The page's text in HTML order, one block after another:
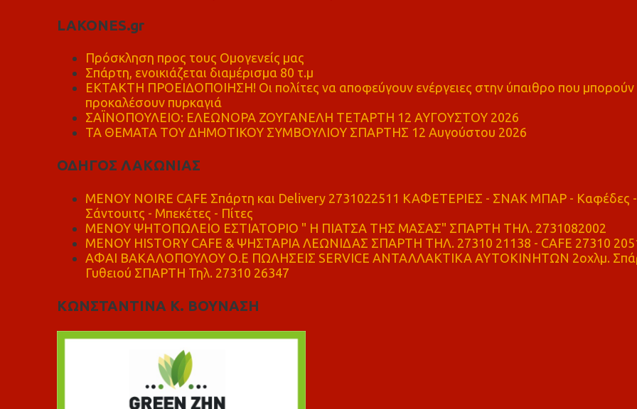
LAKONES.gr
Πρόσκληση προς τους Ομογενείς μας
Σπάρτη, ενοικιάζεται διαμέρισμα 80 τ.μ
ΕΚΤΑΚΤΗ ΠΡΟΕΙΔΟΠΟΙΗΣΗ! Οι πολίτες να αποφεύγουν ενέργειες στην ύπαιθρο που μπορούν
προκαλέσουν πυρκαγιά
ΣΑΪΝΟΠΟΥΛΕΙΟ: ΕΛΕΩΝΟΡΑ ΖΟΥΓΑΝΕΛΗ ΤΕΤΑΡΤΗ 12 ΑΥΓΟΥΣΤΟΥ 2026
ΤΑ ΘΕΜΑΤΑ ΤΟΥ ΔΗΜΟΤΙΚΟΥ ΣΥΜΒΟΥΛΙΟΥ ΣΠΑΡΤΗΣ 12 Αυγούστου 2026
ΟΔΗΓΟΣ ΛΑΚΩΝΙΑΣ
MENOY NOIRE CAFE Σπάρτη και Delivery 2731022511 ΚΑΦΕΤΕΡΙΕΣ - ΣΝΑΚ ΜΠΑΡ - Καφέδες -
Σάντουιτς - Μπεκέτες - Πίτες
ΜΕΝΟΥ ΨΗΤΟΠΩΛΕΙΟ ΕΣΤΙΑΤΟΡΙΟ " Η ΠΙΑΤΣΑ ΤΗΣ ΜΑΣΑΣ" ΣΠΑΡΤΗ ΤΗΛ. 2731082002
ΜΕΝΟΥ HISTORY CAFE & ΨΗΣΤΑΡΙΑ ΛΕΩΝΙΔΑΣ ΣΠΑΡΤΗ ΤΗΛ. 27310 21138 - CAFE 27310
ΑΦΑΙ ΒΑΚΑΛΟΠΟΥΛΟΥ Ο.Ε ΠΩΛΗΣΕΙΣ SERVICE ΑΝΤΑΛΛΑΚΤΙΚΑ ΑΥΤΟΚΙΝΗΤΩΝ 2οχλμ.
Γυθειού ΣΠΑΡΤΗ Τηλ. 27310 26347
ΚΩΝΣΤΑΝΤΙΝΑ Κ. ΒΟΥΝΑΣΗ